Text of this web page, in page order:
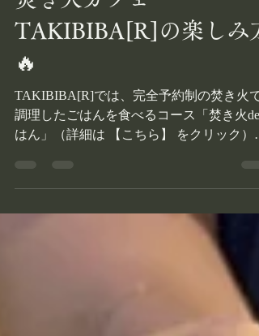
焚き火カフェ
TAKIBIBA[R]の楽しみ
🔥
TAKIBIBA[R]では、完全予約制の焚き火で
外にも、焚き火を気軽にお楽しみいただけ
焚き火オーナー制度：500円/1時間程度...